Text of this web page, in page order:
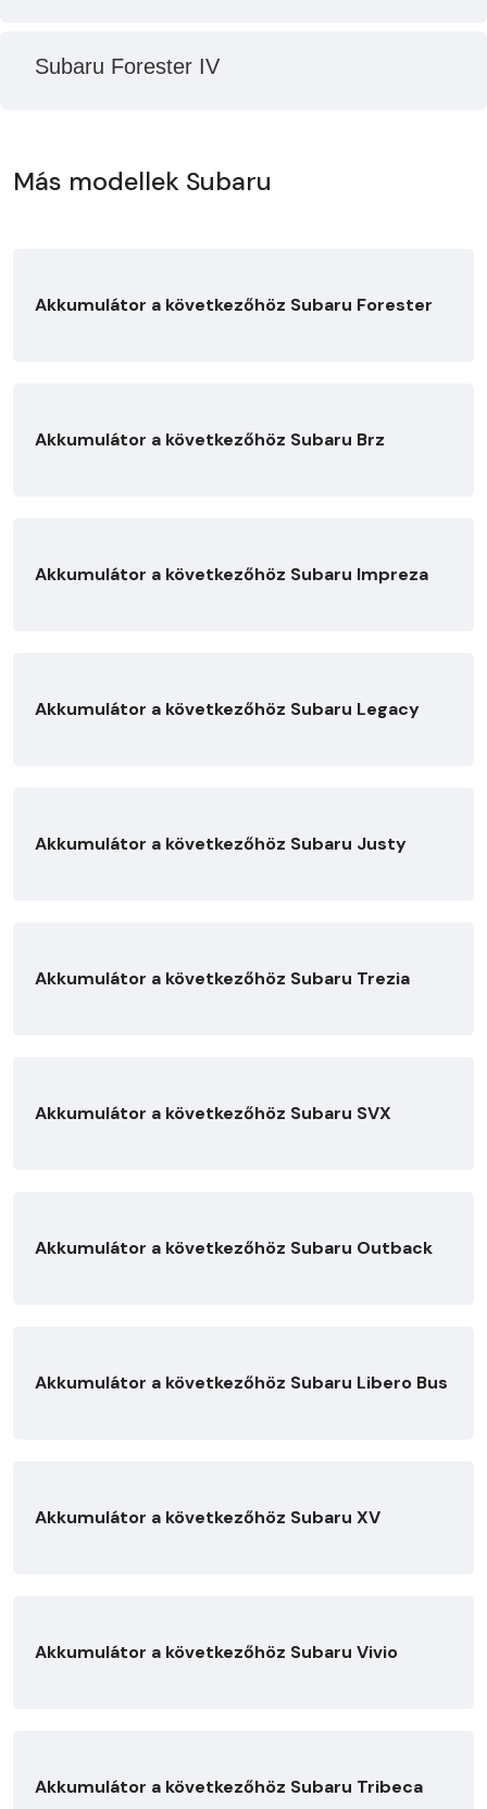
Subaru Forester IV
Más modellek Subaru
Akkumulátor a következőhöz Subaru Forester
Akkumulátor a következőhöz Subaru Brz
Akkumulátor a következőhöz Subaru Impreza
Akkumulátor a következőhöz Subaru Legacy
Akkumulátor a következőhöz Subaru Justy
Akkumulátor a következőhöz Subaru Trezia
Akkumulátor a következőhöz Subaru SVX
Akkumulátor a következőhöz Subaru Outback
Akkumulátor a következőhöz Subaru Libero Bus
Akkumulátor a következőhöz Subaru XV
Akkumulátor a következőhöz Subaru Vivio
Akkumulátor a következőhöz Subaru Tribeca